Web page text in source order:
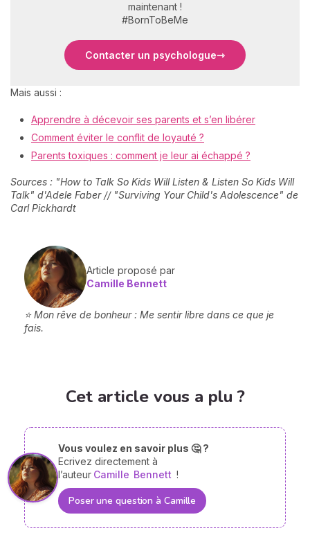
maintenant !
#BornToBeMe
Contacter un psychologue
Mais aussi :
Apprendre à décevoir ses parents et s’en libérer
Comment éviter le conflit de loyauté ?
Parents toxiques : comment je leur ai échappé ?
Sources : "How to Talk So Kids Will Listen & Listen So Kids Will
Talk" d'Adele Faber // "Surviving Your Child's Adolescence" de
Carl Pickhardt
Article proposé par
Camille Bennett
⭐ Mon rêve de bonheur : Me sentir libre dans ce que je
fais.
Cet article vous a plu ?
Vous voulez en savoir plus 🤔 ?
Ecrivez directement à
l’auteur Camille Bennett !
Poser une question à Camille